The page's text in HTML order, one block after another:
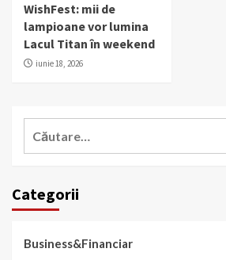
WishFest: mii de
lampioane vor lumina
Lacul Titan în weekend
iunie 18, 2026
Categorii
Business&Financiar